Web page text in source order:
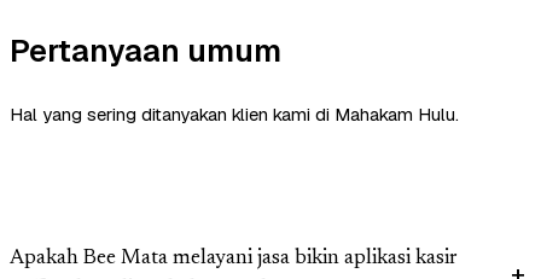
Pertanyaan umum
Hal yang sering ditanyakan klien kami di Mahakam Hulu.
Apakah Bee Mata melayani jasa bikin aplikasi kasir